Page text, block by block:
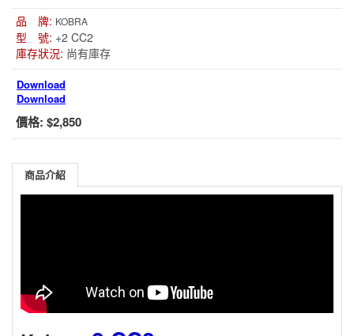
品 牌: KOBRA
型 號: +2 CC2
庫存狀況: 尚有庫存
Download
Download
價格: $2,850
商品介紹